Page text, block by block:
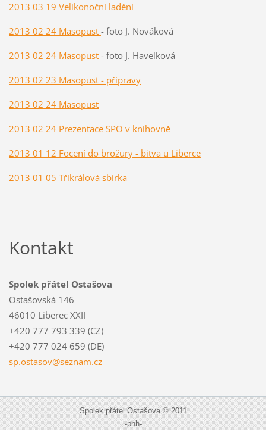
2013 03 19 Velikonoční ladění
2013 02 24 Masopust - foto J. Nováková
2013 02 24 Masopust - foto J. Havelková
2013 02 23 Masopust - přípravy
2013 02 24 Masopust
2013 02 24 Prezentace SPO v knihovně
2013 01 12 Focení do brožury - bitva u Liberce
2013 01 05 Tříkrálová sbírka
Kontakt
Spolek přátel Ostašova
Ostašovská 146
46010 Liberec XXII
+420 777 793 339 (CZ)
+420 777 024 659 (DE)
sp.ostasov@seznam.cz
Spolek přátel Ostašova © 2011
-phh-